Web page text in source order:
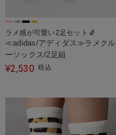
ラメ感が可愛い2足セット🧦
≪adidas/アディダス≫ラメクル
ーソックス/2足組
¥2,530 税込